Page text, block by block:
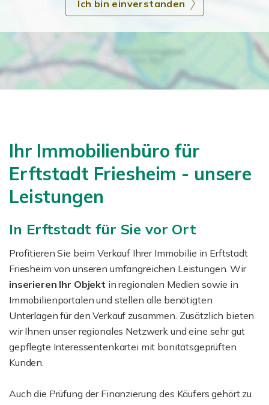
Ich bin einverstanden
Ihr Immobilienbüro für
Erftstadt Friesheim - unsere
Leistungen
In Erftstadt für Sie vor Ort
Profitieren Sie beim Verkauf Ihrer Immobilie in Erftstadt
Friesheim von unseren umfangreichen Leistungen. Wir
inserieren Ihr Objekt in regionalen Medien sowie in
Immobilienportalen und stellen alle benötigten
Unterlagen für den Verkauf zusammen. Zusätzlich bieten
wir Ihnen unser regionales Netzwerk und eine sehr gut
gepflegte Interessentenkartei mit bonitätsgeprüften
Kunden.
Auch die Prüfung der Finanzierung des Käufers gehört zu